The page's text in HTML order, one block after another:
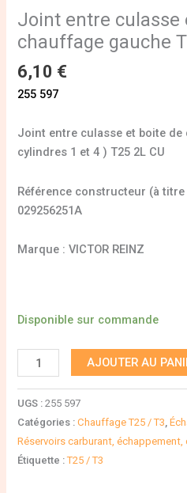
Joint entre culasse
chauffage gauche
6,10 €
255 597
Joint entre culasse et boite de
cylindres 1 et 4 ) T25 2L CU
Référence constructeur (à
029256251A
Marque : VICTOR REINZ
Disponible sur commande
AJOUTER AU
UGS :255 597
Catégories :Chauffage T25 / T3,
Réservoirs carburant,
Étiquette :T25 / T3